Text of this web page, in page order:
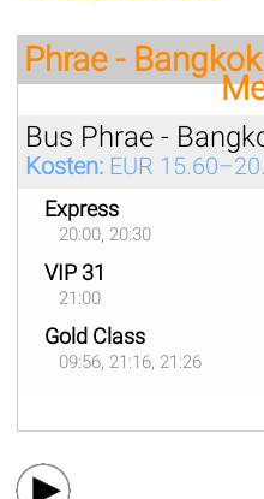
Phrae - Bangkok
Bus Phrae -
Kosten:EUR
Express
20:00, 20:30
VIP 31
21:00
Gold Class
09:56, 21:16, 21:26